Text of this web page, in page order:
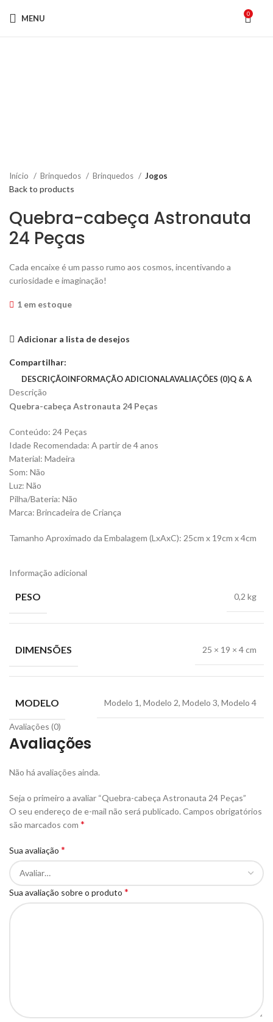
MENU 0
Início Brinquedos Brinquedos Jogos
Back to products
Quebra-cabeça Astronauta
24 Peças
O
preço
era:
O
preço
é:
Cada encaixe é um passo rumo aos cosmos, incentivando a
curiosidade e imaginação!
1 em estoque
Adicionar a lista de desejos
Compartilhar:
DESCRIÇÃOINFORMAÇÃO ADICIONALAVALIAÇÕES (0)Q & A
Descrição
Quebra-cabeça Astronauta 24 Peças
Conteúdo: 24 Peças
Idade Recomendada: A partir de 4 anos
Material: Madeira
Som: Não
Luz: Não
Pilha/Bateria: Não
Marca: Brincadeira de Criança
Tamanho Aproximado da Embalagem (LxAxC): 25cm x 19cm x 4cm
Informação adicional
PESO 0,2 kg
DIMENSÕES 25 × 19 × 4 cm
MODELO Modelo 1, Modelo 2, Modelo 3, Modelo 4
Avaliações (0)
Avaliações
Não há avaliações ainda.
Seja o primeiro a avaliar “Quebra-cabeça Astronauta 24 Peças”
O seu endereço de e-mail não será publicado.Campos obrigatórios
são marcados com *
Sua avaliação *
Sua avaliação sobre o produto *